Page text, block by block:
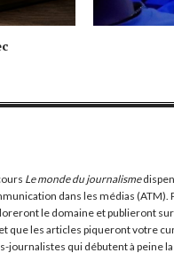
Le monde du journalisme
dans les médias (ATM).
le domaine et publieront
que les articles piqueront votre
journalistes qui débutent à peine